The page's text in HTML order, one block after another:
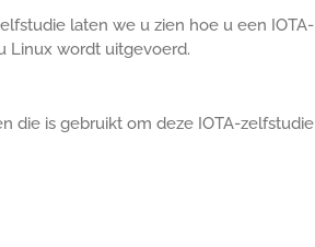
laten we u zien hoe u een IOTA-
Linux wordt uitgevoerd.
die is gebruikt om deze IOTA-zelfstudie